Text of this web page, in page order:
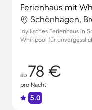
Ferienhaus mit
Schönhagen,
Idyllisches Ferienhaus in
Whirlpool für
ab 78 €
pro Nacht
5.0